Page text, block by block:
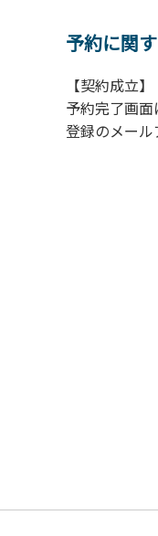
２.安全
４.ご訪
５.焚火
６.周囲
予約に関
【契約成立】
予約完了画
登録のメール